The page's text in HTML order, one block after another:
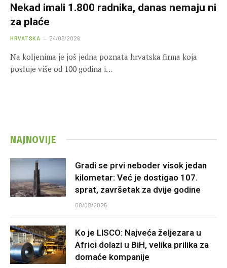
Nekad imali 1.800 radnika, danas nemaju ni
za plaće
HRVATSKA 24/05/2026
Na koljenima je još jedna poznata hrvatska firma koja
posluje više od 100 godina i…
NAJNOVIJE
Gradi se prvi neboder visok jedan
kilometar: Već je dostigao 107.
sprat, završetak za dvije godine
08/08/2026
Ko je LISCO: Najveća željezara u
Africi dolazi u BiH, velika prilika za
domaće kompanije